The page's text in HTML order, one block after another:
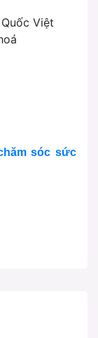
Việt
sóc sức